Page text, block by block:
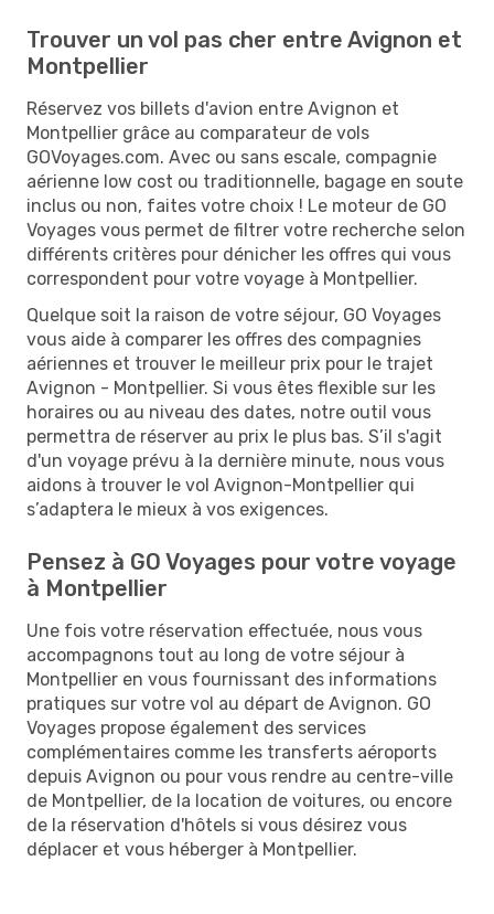
Trouver un vol pas cher entre Avignon et
Montpellier
Réservez vos billets d'avion entre Avignon et
Montpellier grâce au comparateur de vols
GOVoyages.com. Avec ou sans escale, compagnie
aérienne low cost ou traditionnelle, bagage en soute
inclus ou non, faites votre choix ! Le moteur de GO
Voyages vous permet de filtrer votre recherche selon
différents critères pour dénicher les offres qui vous
correspondent pour votre voyage à Montpellier.
Quelque soit la raison de votre séjour, GO Voyages
vous aide à comparer les offres des compagnies
aériennes et trouver le meilleur prix pour le trajet
Avignon - Montpellier. Si vous êtes flexible sur les
horaires ou au niveau des dates, notre outil vous
permettra de réserver au prix le plus bas. S’il s'agit
d'un voyage prévu à la dernière minute, nous vous
aidons à trouver le vol Avignon-Montpellier qui
s’adaptera le mieux à vos exigences.
Pensez à GO Voyages pour votre voyage
à Montpellier
Une fois votre réservation effectuée, nous vous
accompagnons tout au long de votre séjour à
Montpellier en vous fournissant des informations
pratiques sur votre vol au départ de Avignon. GO
Voyages propose également des services
complémentaires comme les transferts aéroports
depuis Avignon ou pour vous rendre au centre-ville
de Montpellier, de la location de voitures, ou encore
de la réservation d'hôtels si vous désirez vous
déplacer et vous héberger à Montpellier.